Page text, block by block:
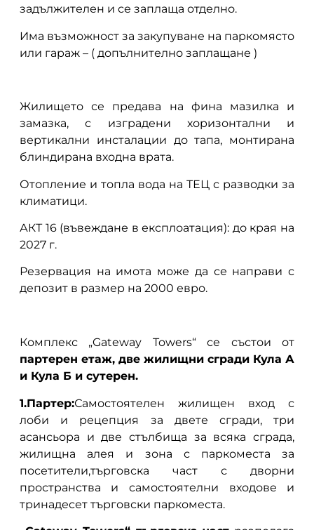
задължителен и се заплаща отделно.
Има възможност за закупуване на паркомясто
или гараж – ( допълнително заплащане )
Жилището се предава на фина мазилка и
замазка, с изградени хоризонтални и
вертикални инсталации до тапа, монтирана
блиндирана входна врата.
Отопление и топла вода на ТЕЦ с разводки за
климатици.
АКТ 16 (въвеждане в експлоатация): до края на
2027 г.
Резервация на имота може да се направи с
депозит в размер на 2000 евро.
Комплекс „Gateway Towers“ се състои от
партерен етаж, две жилищни сгради Кула А
и Кула Б и сутерен.
1.Партер:Самостоятелен жилищен вход с
лоби и рецепция за двете сгради, три
асансьора и две стълбища за всяка сграда,
жилищна алея и зона с паркоместа за
посетители,търговска част с дворни
пространства и самостоятелни входове и
тринадесет търговски паркоместа.